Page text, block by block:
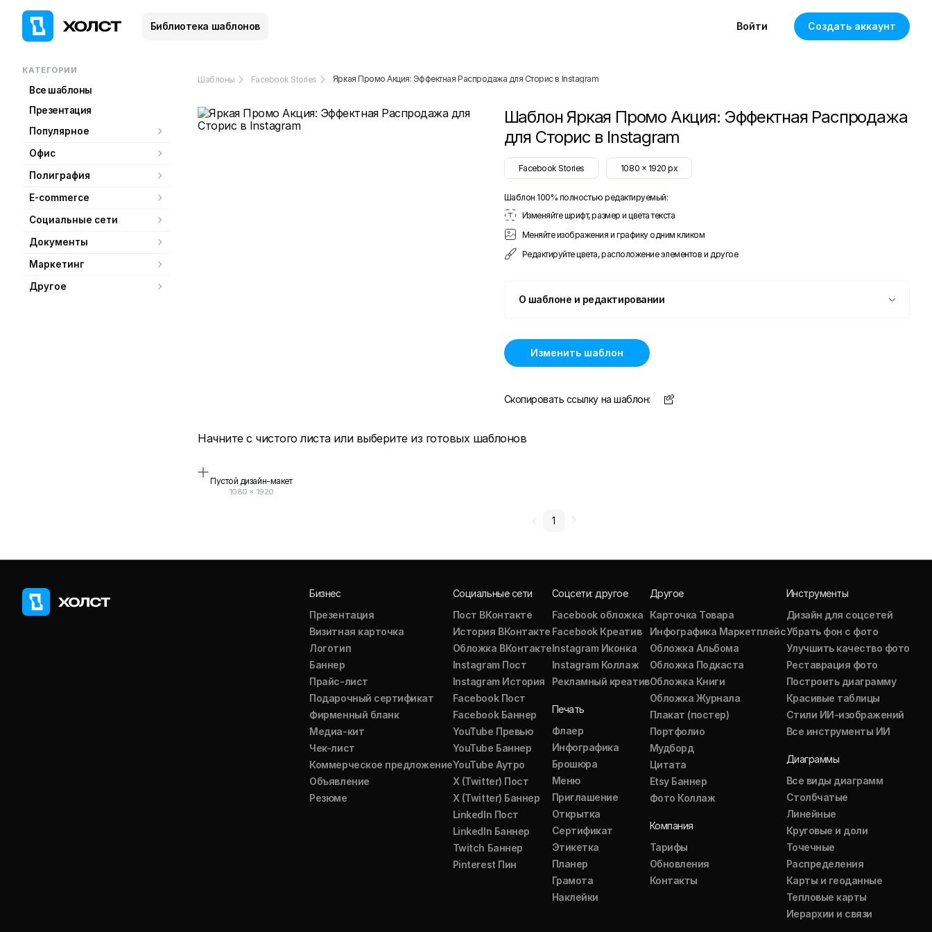
Библиотека шаблонов Войти Создать аккаунт
КАТЕГОРИИ
Все шаблоны
Презентация
Популярное
Офис
Полиграфия
E-commerce
Социальные сети
Документы
Маркетинг
Другое
Шаблоны Facebook Stories Яркая Промо Акция: Эффектная Распродажа для Сторис в Instagram
Шаблон Яркая Промо Акция: Эффектная Распродажа
для Сторис в Instagram
Facebook Stories 1080 x 1920 px
Шаблон 100% полностью редактируемый:
Изменяйте шрифт, размер и цвета текста
Меняйте изображения и графику одним кликом
Редактируйте цвета, расположение элементов и другое
О шаблоне и редактировании
Изменить шаблон
Скопировать ссылку на шаблон:
Начните с чистого листа или выберите из готовых шаблонов
Пустой дизайн-макет
1080 × 1920
1
Бизнес
Презентация
Визитная карточка
Логотип
Баннер
Прайс-лист
Подарочный сертификат
Фирменный бланк
Медиа-кит
Чек-лист
Коммерческое предложение
Объявление
Резюме
Социальные сети
Пост ВКонтакте
История ВКонтакте
Обложка ВКонтакте
Instagram Пост
Instagram История
Facebook Пост
Facebook Баннер
YouTube Превью
YouTube Баннер
YouTube Аутро
X (Twitter) Пост
X (Twitter) Баннер
LinkedIn Пост
LinkedIn Баннер
Twitch Баннер
Pinterest Пин
Соцсети: другое
Facebook обложка
Facebook Креатив
Instagram Иконка
Instagram Коллаж
Рекламный креатив
Печать
Флаер
Инфографика
Брошюра
Меню
Приглашение
Открытка
Сертификат
Этикетка
Планер
Грамота
Наклейки
Другое
Карточка Товара
Инфографика Маркетплейс
Обложка Альбома
Обложка Подкаста
Обложка Книги
Обложка Журнала
Плакат (постер)
Портфолио
Мудборд
Цитата
Etsy Баннер
Фото Коллаж
Компания
Тарифы
Обновления
Контакты
Инструменты
Дизайн для соцсетей
Убрать фон с фото
Улучшить качество фото
Реставрация фото
Построить диаграмму
Красивые таблицы
Стили ИИ-изображений
Все инструменты ИИ
Диаграммы
Все виды диаграмм
Столбчатые
Линейные
Круговые и доли
Точечные
Распределения
Карты и геоданные
Тепловые карты
Иерархии и связи